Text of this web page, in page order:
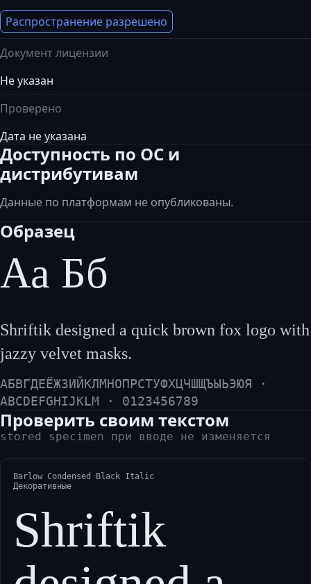
Распространение разрешено
Документ лицензии
Не указан
Проверено
Дата не указана
Доступность по ОС и
дистрибутивам
Данные по платформам не опубликованы.
Образец
Аа Бб
Shriftik designed a quick brown fox logo with
jazzy velvet masks.
АБВГДЕЁЖЗИЙКЛМНОПРСТУФХЦЧШЩЪЫЬЭЮЯ ·
ABCDEFGHIJKLM · 0123456789
Проверить своим текстом
stored specimen при вводе не изменяется
Barlow Condensed Black Italic
Декоративные
Shriftik